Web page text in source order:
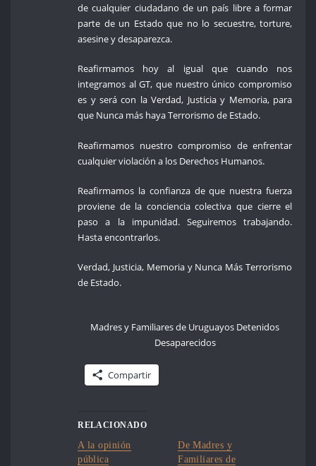
de cualquier ciudadano de un país libre a formar
parte de un Estado que no lo secuestre, torture,
asesine y desaparezca.
Reafirmamos hoy al igual que cuando nos
integramos al GT, que nuestro único compromiso
es y será con la Verdad, Justicia y Memoria, para
que Nunca más haya Terrorismo de Estado.
Reafirmamos nuestro compromiso de enfrentar
cualquier violación a los Derechos Humanos.
Reafirmamos la confianza de que nuestra fuerza
proviene de la conciencia colectiva que cierre el
paso a la impunidad. Seguiremos trabajando.
Hasta encontrarlos.
Verdad, Justicia, Memoria y Nunca Más Terrorismo
de Estado.
Madres y Familiares de Uruguayos Detenidos
Desaparecidos
Compartir
RELACIONADO
A la opinión
pública
De Madres y
Familiares de